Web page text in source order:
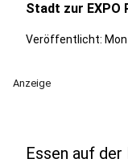
Stadt zur EXPO
Veröffentlicht:
Anzeige
Essen auf der